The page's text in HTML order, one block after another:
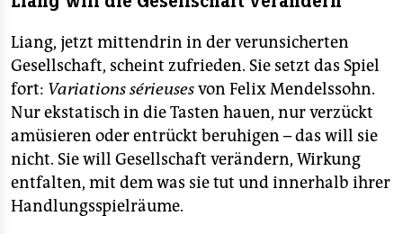
Liang, jetzt mittendrin in der verunsicherten
Gesellschaft, scheint zufrieden. Sie setzt das Spiel
fort: Variations sérieusesvon Felix Mendelssohn.
Nur ekstatisch in die Tasten hauen, nur verzückt
amüsieren oder entrückt beruhigen – das will sie
nicht. Sie will Gesellschaft verändern, Wirkung
entfalten, mit dem was sie tut und innerhalb ihrer
Handlungsspielräume.